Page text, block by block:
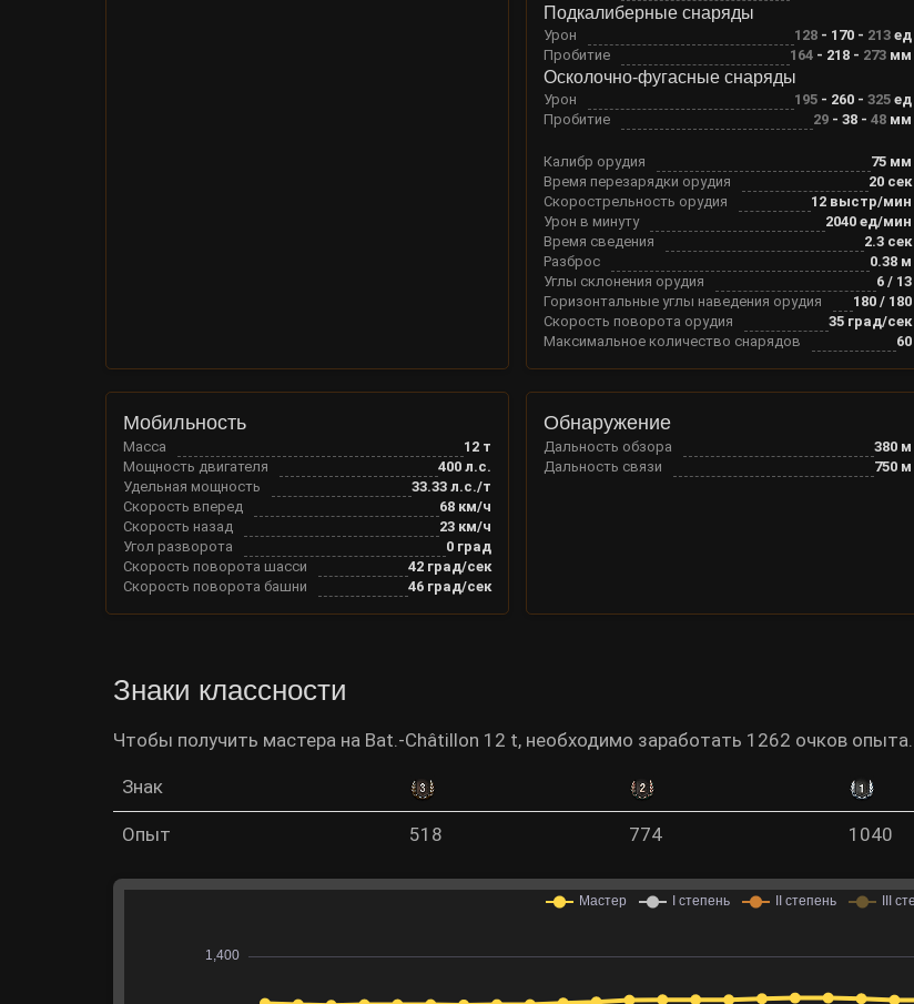
Подкалиберные снаряды
Урон 128 - 170 - 213 ед
Пробитие
164 - 218 - 273 мм
Осколочно-фугасные снаряды
Урон 195 - 260 -325 ед
Пробитие
29 -38 -48 мм
Калибр орудия 75 мм
Время перезарядки орудия
20 сек
Скорострельность орудия
12 выстр/мин
Урон в минуту
2040 ед/мин
Время сведения
2.3 сек
Разброс
0.38 м
Углы склонения орудия
6 / 13
Горизонтальные углы наведения орудия
180 / 180
Скорость поворота орудия
35 град/сек
Максимальное количество снарядов
60
Мобильность
Масса 12т
Мощность двигателя
400л.с.
Удельная мощность
33.33л.с./т
Скорость вперед
68км/ч
Скорость назад
23км/ч
Угол разворота
0град
Скорость поворота шасси
42град/сек
Скорость поворота башни
46град/сек
Обнаружение
Дальность обзора 380 м
Дальность связи
750 м
Знаки классности
Чтобы получить мастера на Bat.-Châtillon 12 t, необходимо заработать 1262 очков опыта.
Знак
Опыт 518 774 1040